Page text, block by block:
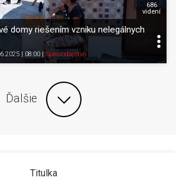
domy riešením vzniku nelegálnych
| 08:00 Spravodajstvo
686
videní
Ďalšie
Titulka